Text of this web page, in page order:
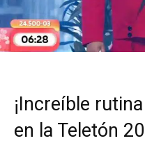
¡Increíble
en la Teletón